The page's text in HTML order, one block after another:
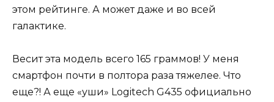
этом рейтинге. А может даже и во всей
галактике.
Весит эта модель всего 165 граммов! У меня
смартфон почти в полтора раза тяжелее. Что
еще?! А еще «уши» Logitech G435 официально